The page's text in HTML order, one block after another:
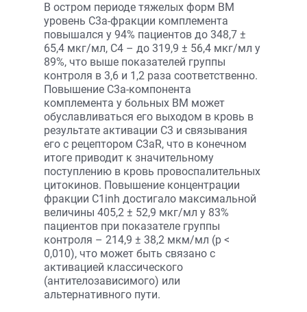
В остром периоде тяжелых форм ВМ
уровень С3а-фракции комплемента
повышался у 94% пациентов до 348,7 ±
65,4 мкг/мл, С4 – до 319,9 ± 56,4 мкг/мл у
89%, что выше показателей группы
контроля в 3,6 и 1,2 раза соответственно.
Повышение С3а-компонента
комплемента у больных ВМ может
обуславливаться его выходом в кровь в
результате активации С3 и связывания
его с рецептором С3аR, что в конечном
итоге приводит к значительному
поступлению в кровь провоспалительных
цитокинов. Повышение концентрации
фракции С1inh достигало максимальной
величины 405,2 ± 52,9 мкг/мл у 83%
пациентов при показателе группы
контроля – 214,9 ± 38,2 мкм/мл (р <
0,010), что может быть связано с
активацией классического
(антителозависимого) или
альтернативного пути.